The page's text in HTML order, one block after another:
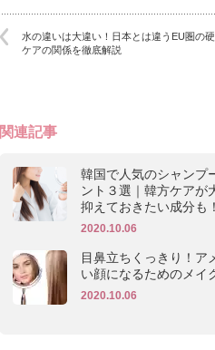
水の違いは大違い！日本とは違うEU圏の
ケアの関係を徹底解説
関連記事
韓国で人気のシャンプ
ント３選｜韓方ケアが
抑えておきたい成分も！
2020.10.06
目鼻立ちくっきり！ア
い顔になるためのメイ
2020.10.06